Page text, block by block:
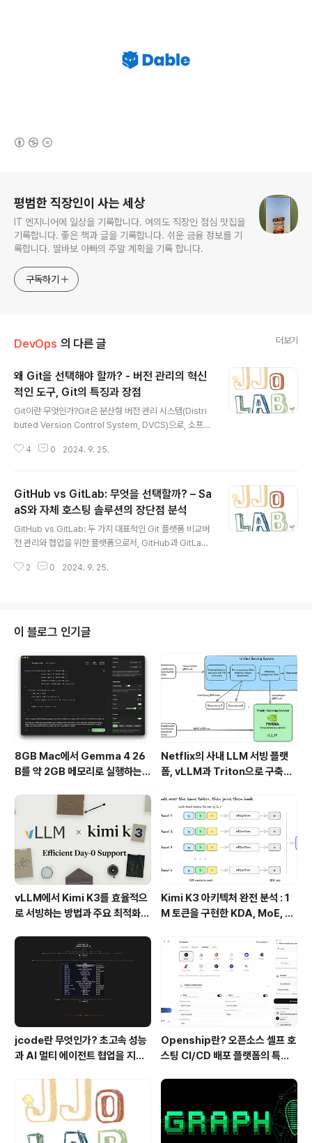
평범한 직장인이 사는 세상
IT 엔지니어에 일상을 기록합니다. 여의도 직장인 점심 맛집을
기록합니다. 좋은 책과 글을 기록합니다. 쉬운 금융 정보를 기
록합니다. 딸바보 아빠의 주말 계획을 기록 합니다.
구독하기
DevOps 의 다른 글 더보기
왜 Git을 선택해야 할까? - 버전 관리의 혁신
적인 도구, Git의 특징과 장점
Git이란 무엇인가?Git은 분산형 버전 관리 시스템(Distri
buted Version Control System, DVCS)으로, 소프트
리하고, 협업을 원활하게 해주는 강력한 도구로 널리 사용
니다. 또한, 여러 개발자들이 동시에 같은 프로젝트에서 작
업할 수 있게 하며, 각자의 작업 내용을 충돌 없이 병합할
수 있습니다.Git의 주요 특징 및 장점스냅샷 기반의 데이터
저장 방식대부분의 다른 버전 관리 시스템은 파일의 변경
내역을 기록하는 방식으로 데이터를 저장합니다. 그러나 G
it은 스냅샷 기반으로 데이터를 저장하여, 프로젝트의 특
4 0 2024. 9. 25.
GitHub vs GitLab: 무엇을 선택할까? – Sa
aS와 자체 호스팅 솔루션의 장단점 분석
GitHub vs GitLab: 두 가지 대표적인 Git 플랫폼 비교버
전 관리와 협업을 위한 플랫폼으로서, GitHub과 GitLab
서비스는 모두 Git을 기반으로 하지만, 제공하는 방식과 기
기업 도입 시 주의 사항GitHub은 클라우드 기반의 SaaS
(Software as a Service) 플랫폼으로, 사용자가 별도의
서버를 관리할 필요 없이 손쉽게 소프트웨어 프로젝트를
관리할 수 있는 환경을 제공합니다.GitHub의 장점손쉬운
클라우드 관리GitHub은 클라우드에..
2 0 2024. 9. 25.
이 블로그 인기글
8GB Mac에서 Gemma 4 26
B를 약 2GB 메모리로 실행하는 T
Netflix의 사내 LLM 서빙 플랫
폼, vLLM과 Triton으로 구축한
vLLM에서 Kimi K3를 효율적으
로 서빙하는 방법과 주요 최적화
Kimi K3 아키텍처 완전 분석 : 1
M 토큰을 구현한 KDA, MoE, Fl
핵심 기술
jcode란 무엇인가? 초고속 성능
과 AI 멀티 에이전트 협업을 지원
Openship란? 오픈소스 셀프 호
스팅 CI/CD 배포 플랫폼의 특징